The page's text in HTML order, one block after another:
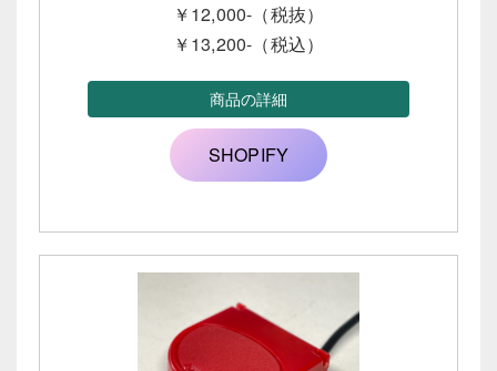
￥12,000-（税抜）
￥13,200-（税込）
商品の詳細
SHOPIFY